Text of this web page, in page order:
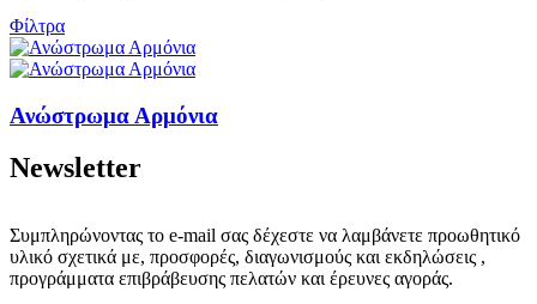
Φίλτρα
Ανώστρωμα Αρμόνια
Newsletter
Συμπληρώνοντας το e-mail σας δέχεστε να λαμβάνετε προωθητικό
υλικό σχετικά με, προσφορές, διαγωνισμούς και εκδηλώσεις ,
προγράμματα επιβράβευσης πελατών και έρευνες αγοράς.